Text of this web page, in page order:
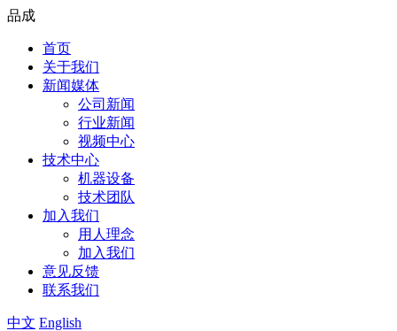
品成
首页
关于我们
新闻媒体
公司新闻
行业新闻
视频中心
技术中心
机器设备
技术团队
加入我们
用人理念
加入我们
意见反馈
联系我们
中文 English